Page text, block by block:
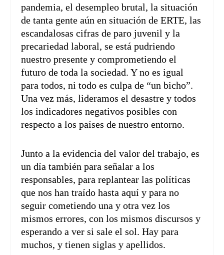
pandemia, el desempleo brutal, la situación
de tanta gente aún en situación de ERTE, las
escandalosas cifras de paro juvenil y la
precariedad laboral, se está pudriendo
nuestro presente y comprometiendo el
futuro de toda la sociedad. Y no es igual
para todos, ni todo es culpa de “un bicho”.
Una vez más, lideramos el desastre y todos
los indicadores negativos posibles con
respecto a los países de nuestro entorno.
Junto a la evidencia del valor del trabajo, es
un día también para señalar a los
responsables, para replantear las políticas
que nos han traído hasta aquí y para no
seguir cometiendo una y otra vez los
mismos errores, con los mismos discursos y
esperando a ver si sale el sol. Hay para
muchos, y tienen siglas y apellidos.